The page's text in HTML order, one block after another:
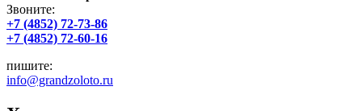
Звоните:
+7 (4852) 72-73-86
+7 (4852) 72-60-16
пишите:
info@grandzoloto.ru